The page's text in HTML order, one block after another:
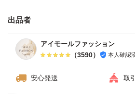
ダメージ補修
●内容量
出品者
アイモールファッション
（3590） 本人確認
安心発送 取